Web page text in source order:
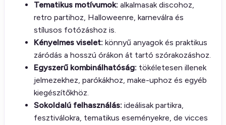
Tematikus motívumok: alkalmasak discohoz,
retro partihoz, Halloweenre, karneválra és
stílusos fotózáshoz is.
Kényelmes viselet: könnyű anyagok és praktikus
záródás a hosszú órákon át tartó szórakozáshoz.
Egyszerű kombinálhatóság: tökéletesen illenek
jelmezekhez, parókákhoz, make-uphoz és egyéb
kiegészítőkhöz.
Sokoldalú felhasználás: ideálisak partikra,
fesztiválokra, tematikus eseményekre, de vicces